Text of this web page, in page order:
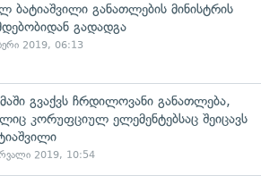
ბატიაშვილი განათლების მინისტრის
გადადგა
2019, 06:13
გვაქვს ჩრდილოვანი განათლება,
კორუფციულ ელემენტებსაც შეიცავს
2019, 10:54